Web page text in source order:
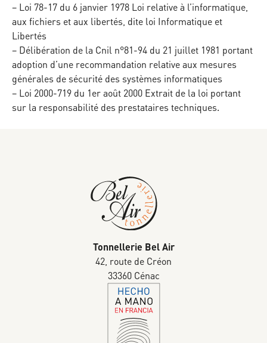
– Loi 78-17 du 6 janvier 1978 Loi relative à l’informatique,
aux fichiers et aux libertés, dite loi Informatique et
Libertés
– Délibération de la Cnil n°81-94 du 21 juillet 1981 portant
adoption d’une recommandation relative aux mesures
générales de sécurité des systèmes informatiques
– Loi 2000-719 du 1er août 2000 Extrait de la loi portant
sur la responsabilité des prestataires techniques.
Tonnellerie Bel Air
42, route de Créon
33360 Cénac